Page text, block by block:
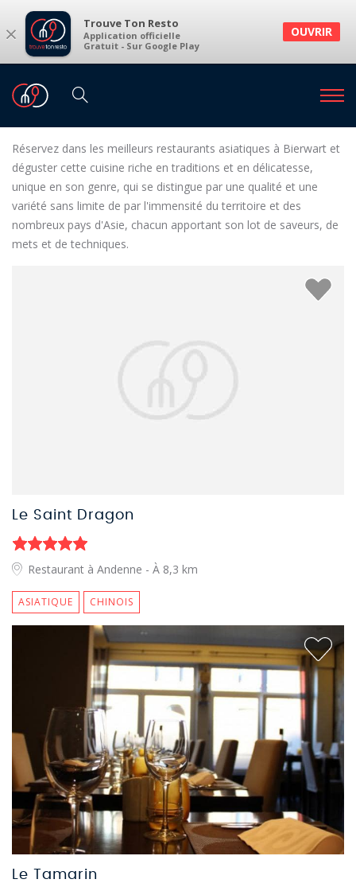
× Trouve Ton Resto
Application officielle
Gratuit - Sur Google Play
OUVRIR
Restaurants
Restaurants asiatiques à Bierwart et environs
Réservez dans les meilleurs restaurants asiatiques à Bierwart et
déguster cette cuisine riche en traditions et en délicatesse,
unique en son genre, qui se distingue par une qualité et une
variété sans limite de par l'immensité du territoire et des
nombreux pays d'Asie, chacun apportant son lot de saveurs, de
mets et de techniques.
Le Saint Dragon
Restaurant à Andenne - À 8,3 km
ASIATIQUE CHINOIS
Le Tamarin